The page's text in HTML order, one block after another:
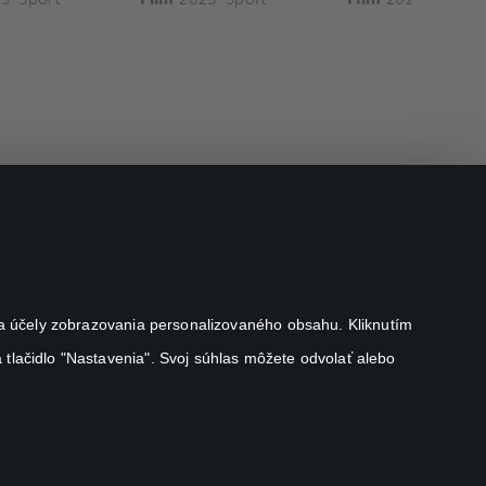
zobrazovania personalizovaného obsahu. Kliknutím
"Nastavenia". Svoj súhlas môžete odvolať alebo